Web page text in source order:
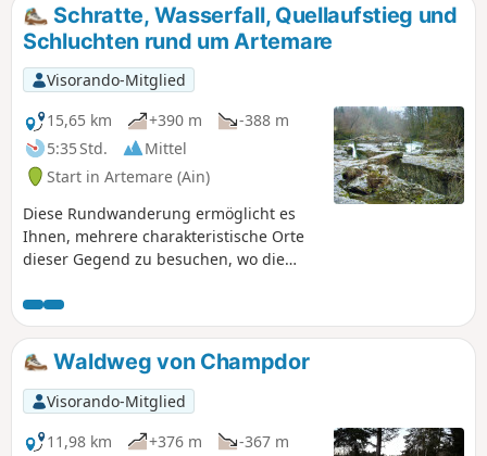
Schratte, Wasserfall, Quellaufstieg und
Schluchten rund um Artemare
Visorando-Mitglied
15,65 km
+390 m
-388 m
5:35 Std.
Mittel
Start in Artemare (Ain)
Diese Rundwanderung ermöglicht es
Ihnen, mehrere charakteristische Orte
dieser Gegend zu besuchen, wo die
Schwemmlandebene treffen: Schratte
du Fierloz, Wasserfall von Cerveyrieu,
Schluchten von Turignin am Séran,
Quellen des Groin und die von ihm
gebildeten Schluchten. Bei Hochwasser
kann die Strecke rutschig sein, aber sie
ist beeindruckend.
Waldweg von Champdor
Visorando-Mitglied
11,98 km
+376 m -367 m